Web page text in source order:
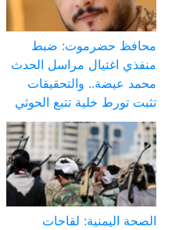
محافظ حضرموت: ضبط
منفذي اغتيال مراسل الحدث
محمد عيضة.. والتحقيقات
تثبت تورط خلية تتبع الحوثي
الصحة اليمنية: لقاحات